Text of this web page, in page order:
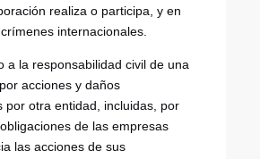
realiza o participa, y en
internacionales.
a la responsabilidad civil de una
acciones y daños
por otra entidad, incluidas, por
de las empresas
las acciones de sus